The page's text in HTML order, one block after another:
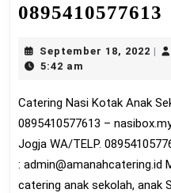
0895410577613
September 18, 2022 |
5:42 am
Catering Nasi Kotak Anak Sekolah Di GONDOMANAN
0895410577613 –
Jogja WA/TELP.
: admin@amanahcatering.id
catering anak sekolah, anak